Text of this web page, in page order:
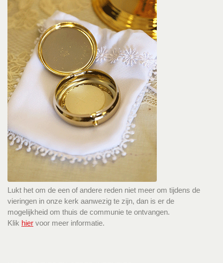
Lukt het om de een of andere reden niet meer om tijdens de
vieringen in onze kerk aanwezig te zijn, dan is er de
mogelijkheid om thuis de communie te ontvangen.
Klik hier voor meer informatie.